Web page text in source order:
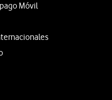
Móvil